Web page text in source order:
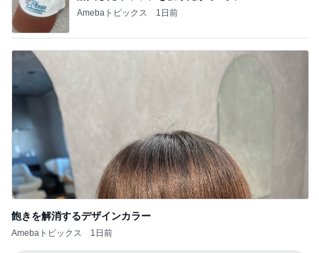
Amebaトピックス 1日前
飽きを解消するデザインカラー
Amebaトピックス 1日前